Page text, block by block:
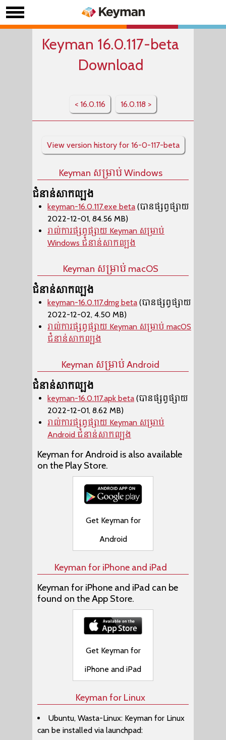
Keyman 16.0.117-beta
Download
< 16.0.116 16.0.118 >
View version history for 16-0-117-beta
Keyman សម្រាប់ Windows
ជំនាន់សាកល្បង
keyman-16.0.117.exe beta (បានផ្សព្វផ្សាយ
2022-12-01, 84.56 MB)
រាល់ការផ្សព្វផ្សាយ Keyman សម្រាប់
Windows ជំនាន់សាកល្បង
Keyman សម្រាប់ macOS
ជំនាន់សាកល្បង
keyman-16.0.117.dmg beta (បានផ្សព្វផ្សាយ
2022-12-02, 4.50 MB)
រាល់ការផ្សព្វផ្សាយ Keyman សម្រាប់ macOS
ជំនាន់សាកល្បង
Keyman សម្រាប់ Android
ជំនាន់សាកល្បង
keyman-16.0.117.apk beta (បានផ្សព្វផ្សាយ
2022-12-01, 8.62 MB)
រាល់ការផ្សព្វផ្សាយ Keyman សម្រាប់
Android ជំនាន់សាកល្បង
Keyman for Android is also available
on the Play Store.
Get Keyman for
Android
Keyman for iPhone and iPad
Keyman for iPhone and iPad can be
found on the App Store.
Get Keyman for
iPhone and iPad
Keyman for Linux
Ubuntu, Wasta-Linux: Keyman for Linux
can be installed via launchpad: